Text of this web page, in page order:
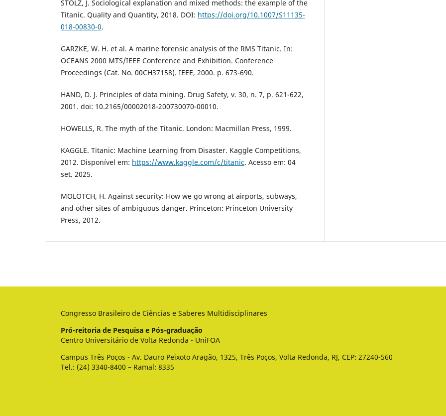
STOLZ, J. Sociological explanation and mixed methods: the example of the
Titanic. Quality and Quantity, 2018. DOI: https://doi.org/10.1007/S11135-
018-00830-0.
GARZKE, W. H. et al. A marine forensic analysis of the RMS Titanic. In:
OCEANS 2000 MTS/IEEE Conference and Exhibition. Conference
Proceedings (Cat. No. 00CH37158). IEEE, 2000. p. 673-690.
HAND, D. J. Principles of data mining. Drug Safety, v. 30, n. 7, p. 621-622,
2001. doi: 10.2165/00002018-200730070-00010.
HOWELLS, R. The myth of the Titanic. London: Macmillan Press, 1999.
KAGGLE. Titanic: Machine Learning from Disaster. Kaggle Competitions,
2012. Disponível em: https://www.kaggle.com/c/titanic. Acesso em: 04
set. 2025.
MOLOTCH, H. Against security: How we go wrong at airports, subways,
and other sites of ambiguous danger. Princeton: Princeton University
Press, 2012.
Congresso Brasileiro de Ciências e Saberes Multidisciplinares
Pró-reitoria de Pesquisa e Pós-graduação
Centro Universitário de Volta Redonda - UniFOA
Campus Três Poços - Av. Dauro Peixoto Aragão, 1325, Três Poços, Volta Redonda, RJ, CEP: 27240-560
Tel.: (24) 3340-8400 – Ramal: 8335